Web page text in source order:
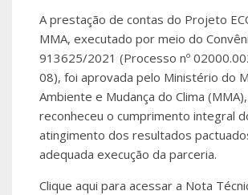
A prestação de contas do Projeto
MMA, executado por meio do
913625/2021 (Processo nº
08), foi aprovada pelo Ministério do
Ambiente e Mudança do Clima
reconheceu o cumprimento integral
atingimento dos resultados
adequada execução da parceria.
Clique aqui para acessar a Nota